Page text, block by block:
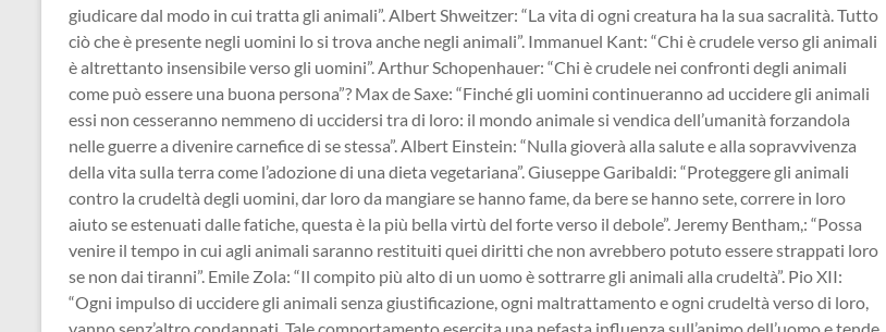
giudicare dal modo in cui tratta gli animali”. Albert Shweitzer: “La vita di ogni creatura ha la sua sacralità. Tutto
ciò che è presente negli uomini lo si trova anche negli animali”. Immanuel Kant: “Chi è crudele verso gli animali
è altrettanto insensibile verso gli uomini”. Arthur Schopenhauer: “Chi è crudele nei confronti degli animali
come può essere una buona persona”? Max de Saxe: “Finché gli uomini continueranno ad uccidere gli animali
essi non cesseranno nemmeno di uccidersi tra di loro: il mondo animale si vendica dell’umanità forzandola
nelle guerre a divenire carnefice di se stessa”. Albert Einstein: “Nulla gioverà alla salute e alla sopravvivenza
della vita sulla terra come l’adozione di una dieta vegetariana”. Giuseppe Garibaldi: “Proteggere gli animali
contro la crudeltà degli uomini, dar loro da mangiare se hanno fame, da bere se hanno sete, correre in loro
aiuto se estenuati dalle fatiche, questa è la più bella virtù del forte verso il debole”. Jeremy Bentham,: “Possa
venire il tempo in cui agli animali saranno restituiti quei diritti che non avrebbero potuto essere strappati loro
se non dai tiranni”. Emile Zola: “Il compito più alto di un uomo è sottrarre gli animali alla crudeltà”. Pio XII:
“Ogni impulso di uccidere gli animali senza giustificazione, ogni maltrattamento e ogni crudeltà verso di loro,